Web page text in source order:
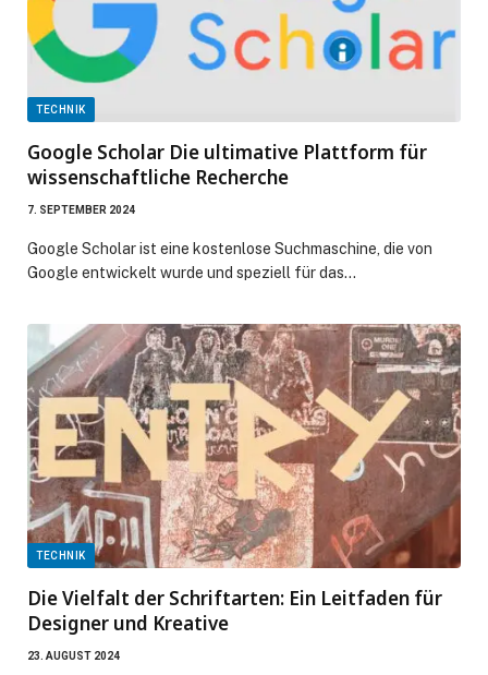
TECHNIK
Google Scholar Die ultimative Plattform für
wissenschaftliche Recherche
7. SEPTEMBER 2024
Google Scholar ist eine kostenlose Suchmaschine, die von
Google entwickelt wurde und speziell für das…
TECHNIK
Die Vielfalt der Schriftarten: Ein Leitfaden für
Designer und Kreative
23. AUGUST 2024